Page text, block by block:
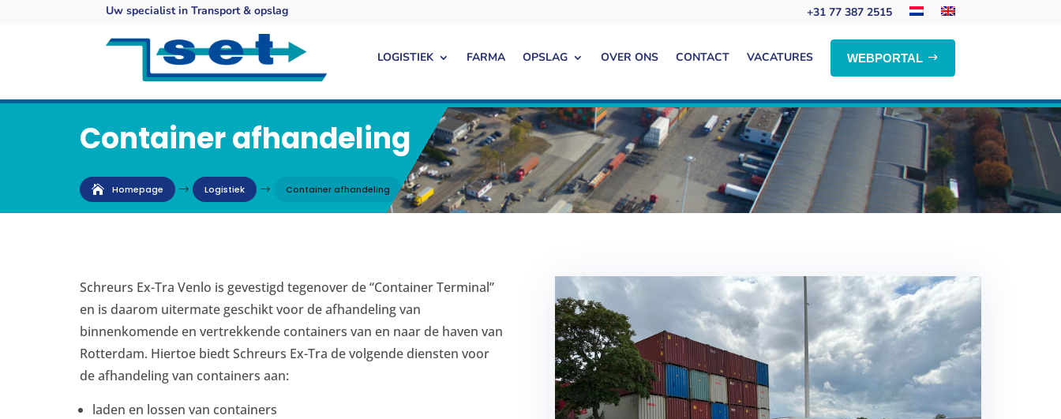
Uw specialist in Transport & opslag +31 77 387 2515
LOGISTIEK FARMA OPSLAG OVER ONS CONTACT VACATURES WEBPORTAL
Container afhandeling
Homepage $ Logistiek $ Container afhandeling
Schreurs Ex-Tra Venlo is gevestigd tegenover de “Container Terminal”
en is daarom uitermate geschikt voor de afhandeling van
binnenkomende en vertrekkende containers van en naar de haven van
Rotterdam. Hiertoe biedt Schreurs Ex-Tra de volgende diensten voor
de afhandeling van containers aan:
laden en lossen van containers